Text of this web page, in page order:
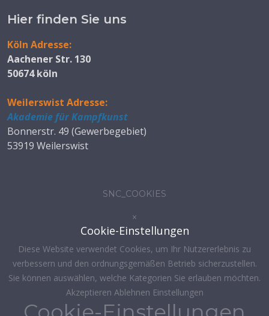
Hier finden Sie uns
Köln Adresse:
Aachener Str. 130
50674 köln
Weilerswist Adresse:
Akademie für Kampfkunst
Bonnerstr. 49 (Gewerbegebiet)
53919 Weilerswist
SNC_COOKIES
×
Cookie-Einstellungen
Diese Website verwendet Cookies, um Ihr Nutzererlebnis zu
verbessern und den ordnungsgemäßen Betrieb sicherzustellen.
Sie können auswählen, welche Kategorien Sie erlauben möchten.
Akzeptieren Ablehnen Einstellungen